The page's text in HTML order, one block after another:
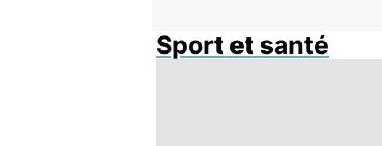
Sport et santé